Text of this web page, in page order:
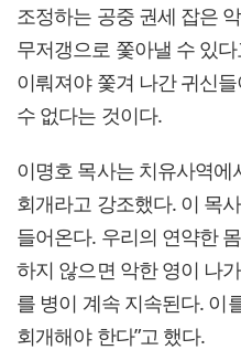
조정하는 공중 권세 잡은
무저갱으로 쫓아낼 수 있
이뤄져야 쫓겨 나간 귀신
수 없다는 것이다.
이명호 목사는 치유사역
회개라고 강조했다. 이 목
들어온다. 우리의 연약한
하지 않으면 악한 영이 나
를 병이 계속 지속된다. 이
회개해야 한다”고 했다.